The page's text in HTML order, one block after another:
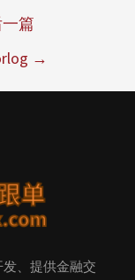
篇
→
、提供金融交